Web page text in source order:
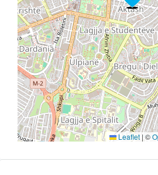
Leaflet | ©